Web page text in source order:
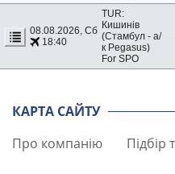
08.08.2026, Сб
18:40
TUR:
Кишинів
(Стамбул - а/
к Pegasus)
For SPO
КАРТА САЙТУ
Про компанію
Підбір